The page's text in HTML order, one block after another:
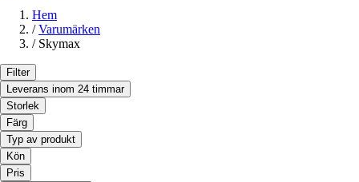
Hem
/ Varumärken
/ Skymax
Filter
Leverans inom 24 timmar
Storlek
Färg
Typ av produkt
Kön
Pris